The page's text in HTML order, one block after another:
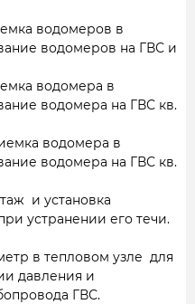
водомеров в
водомеров на ГВС и
водомера в
водомера на ГВС кв.
водомера в
водомера на ГВС кв.
и установка
устранении его течи.
в тепловом узле для
давления и
ГВС.